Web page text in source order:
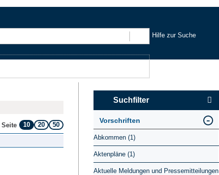
Hilfe zur Suche
10 20 50
Suchfilter
Vorschriften
Abkommen (1)
Aktenpläne (1)
Aktuelle Meldungen und Pressemitteilungen